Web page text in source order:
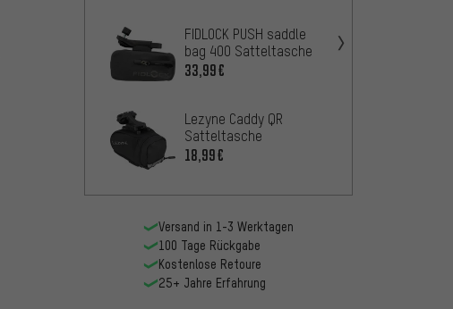
FIDLOCK PUSH saddle
bag 400 Satteltasche
33,99€
Lezyne Caddy QR
Satteltasche
18,99€
Versand in 1-3 Werktagen
100 Tage Rückgabe
Kostenlose Retoure
25+ Jahre Erfahrung